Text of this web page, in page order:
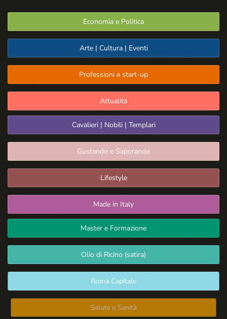
Economia e Politica
Arte | Cultura | Eventi
Professioni e start-up
Attualità
Cavalieri | Nobili | Templari
Gustando e Saporando
Lifestyle
Made in Italy
Master e Formazione
Olio di Ricino (satira)
Roma Capitale
Salute e Sanità